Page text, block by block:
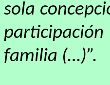
sola
familia (…)”.